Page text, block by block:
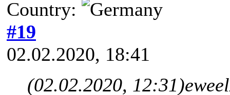
Country:
#19
02.02.2020, 18:41
(02.02.2020, 12:31)